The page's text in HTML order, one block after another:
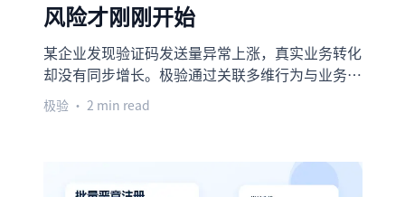
风险才刚刚开始
某企业发现验证码发送量异常上涨，真实业务转化
却没有同步增长。极验通过关联多维行为与业务结
果识别短信盗刷风险，将风险拦截前移至发送前，
帮助企业减少异常消耗，保障真实用户顺畅完成验
极验• 2 min read